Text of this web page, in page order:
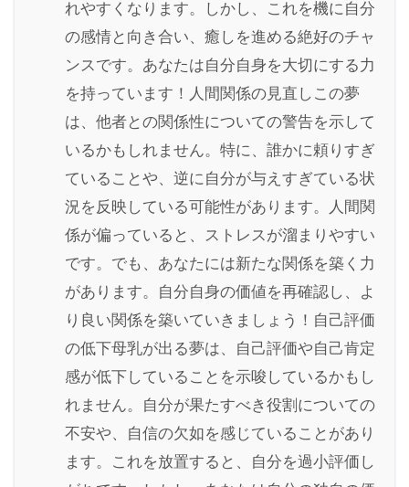
れやすくなります。しかし、これを機に自分
の感情と向き合い、癒しを進める絶好のチャ
ンスです。あなたは自分自身を大切にする力
を持っています！人間関係の見直しこの夢
は、他者との関係性についての警告を示して
いるかもしれません。特に、誰かに頼りすぎ
ていることや、逆に自分が与えすぎている状
況を反映している可能性があります。人間関
係が偏っていると、ストレスが溜まりやすい
です。でも、あなたには新たな関係を築く力
があります。自分自身の価値を再確認し、よ
り良い関係を築いていきましょう！自己評価
の低下母乳が出る夢は、自己評価や自己肯定
感が低下していることを示唆しているかもし
れません。自分が果たすべき役割についての
不安や、自信の欠如を感じていることがあり
ます。これを放置すると、自分を過小評価し